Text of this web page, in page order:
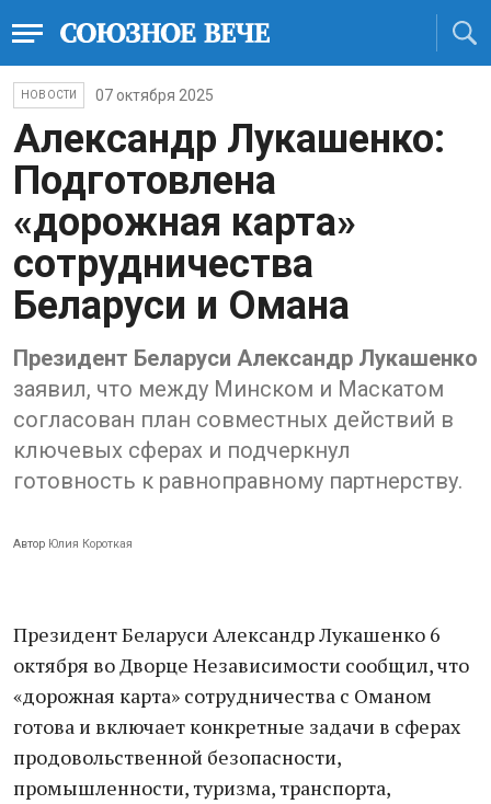
НОВОСТИ 07 октября 2025
Александр Лукашенко:
Подготовлена
«дорожная карта»
сотрудничества
Беларуси и Омана
Президент Беларуси Александр Лукашенко
заявил, что между Минском и Маскатом
согласован план совместных действий в
ключевых сферах и подчеркнул
готовность к равноправному партнерству.
Автор Юлия Короткая
Президент Беларуси Александр Лукашенко 6
октября во Дворце Независимости сообщил, что
«дорожная карта» сотрудничества с Оманом
готова и включает конкретные задачи в сферах
продовольственной безопасности,
промышленности, туризма, транспорта,